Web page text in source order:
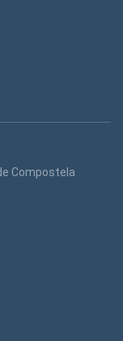
Compostela